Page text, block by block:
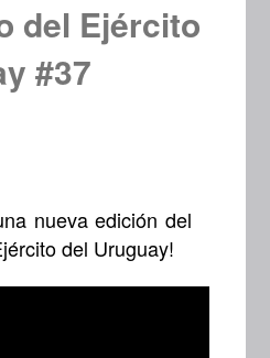
del Ejército
#37
nueva edición del
del Uruguay!